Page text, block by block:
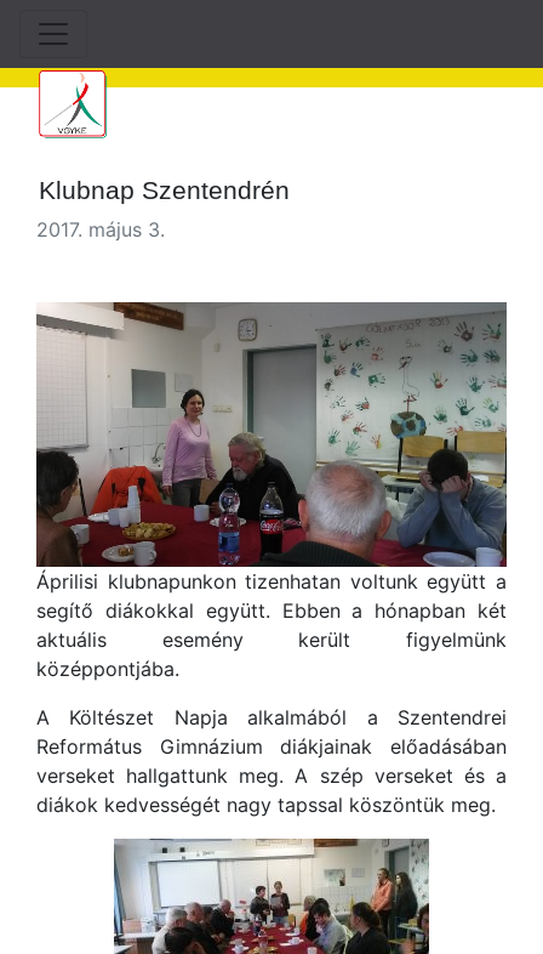
Klubnap Szentendrén
2017. május 3.
Áprilisi klubnapunkon tizenhatan voltunk együtt a
segítő diákokkal együtt. Ebben a hónapban két
aktuális esemény került figyelmünk
középpontjába.
A Költészet Napja alkalmából a Szentendrei
Református Gimnázium diákjainak előadásában
verseket hallgattunk meg. A szép verseket és a
diákok kedvességét nagy tapssal köszöntük meg.